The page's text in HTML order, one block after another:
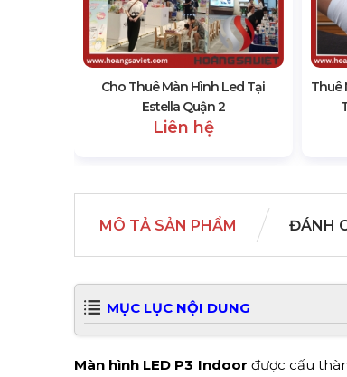
Cho Thuê Màn Hình Led Tại
Estella Quận 2
Liên hệ
Thuê
MÔ TẢ SẢN PHẨM ĐÁNH
MỤC LỤC NỘI DUNG
Màn hình LED P3 Indoor được cấu